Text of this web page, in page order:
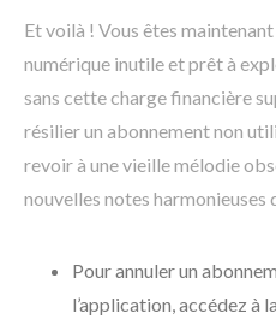
Et voilà ! Vous êtes
numérique inutile et prêt à
sans cette charge financière
résilier un abonnement non
revoir à une vieille mélodie
nouvelles notes
Pour annuler un
l’application, accédez à